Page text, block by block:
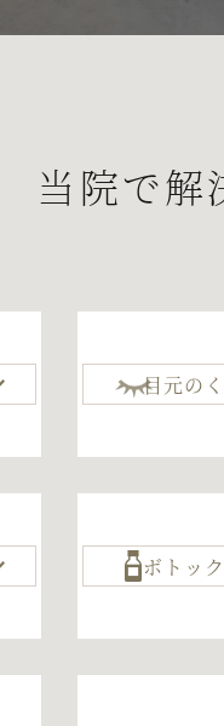
当院で解
目元の
ボトッ